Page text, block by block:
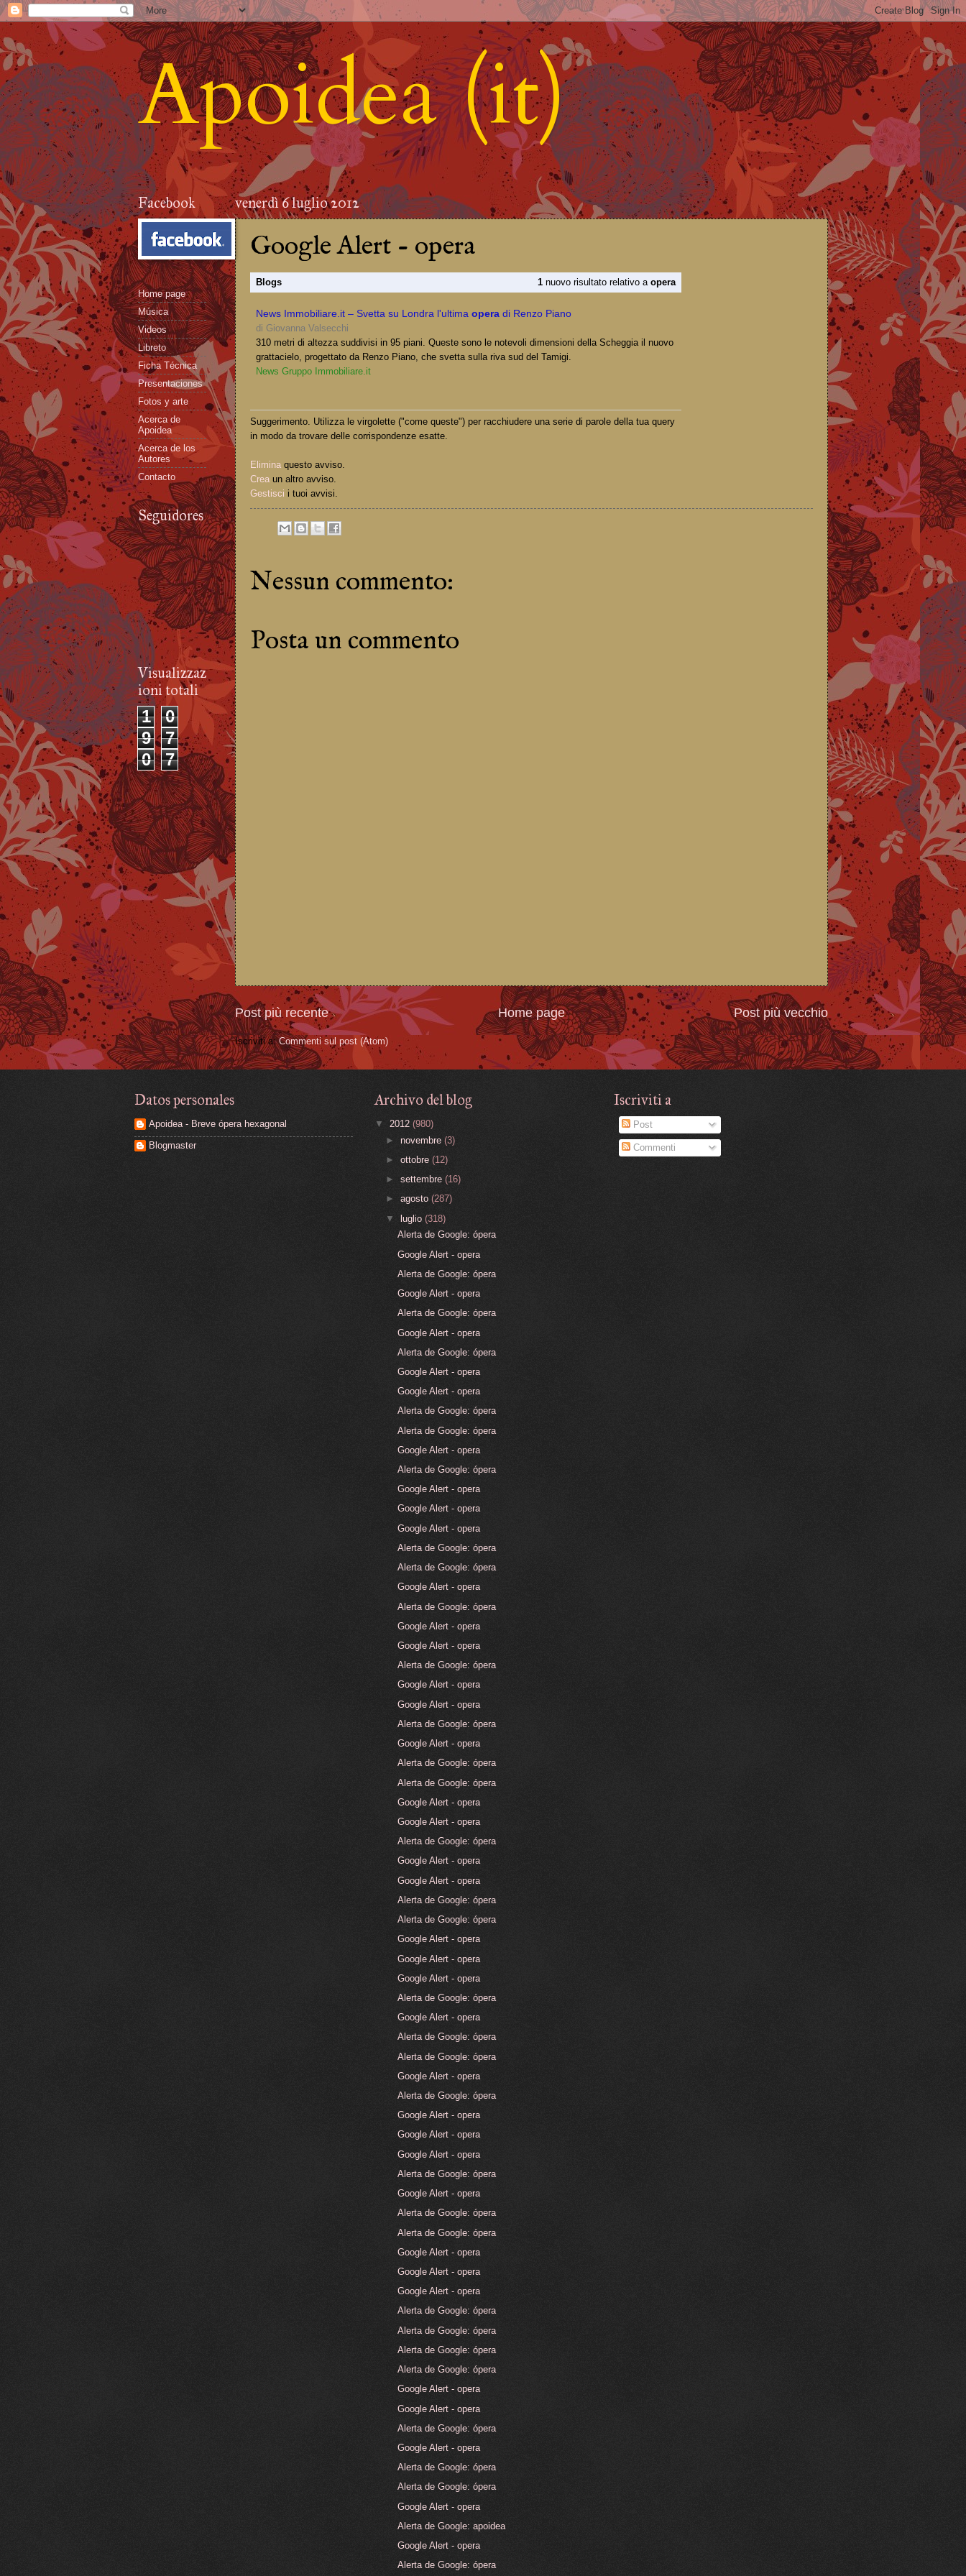
Apoidea (it)
venerdì 6 luglio 2012
Google Alert - opera
Blogs 1 nuovo risultato relativo a opera
News Immobiliare.it – Svetta su Londra l'ultima opera di Renzo Piano
di Giovanna Valsecchi
310 metri di altezza suddivisi in 95 piani. Queste sono le notevoli dimensioni della Scheggia il nuovo
grattacielo, progettato da Renzo Piano, che svetta sulla riva sud del Tamigi.
News Gruppo Immobiliare.it
Suggerimento. Utilizza le virgolette ("come queste") per racchiudere una serie di parole della tua query
in modo da trovare delle corrispondenze esatte.
Elimina questo avviso.
Crea un altro avviso.
Gestisci i tuoi avvisi.
Nessun commento:
Posta un commento
Post più recente Post più vecchio
Home page
Iscriviti a:Commenti sul post (Atom)
Facebook
Home page
Música
Videos
Libreto
Ficha Técnica
Presentaciones
Fotos y arte
Acerca de
Apoidea
Acerca de los
Autores
Contacto
Seguidores
Visualizzaz
ioni totali
1
0
9
7
0
7
Datos personales
Apoidea - Breve ópera hexagonal
Blogmaster
Archivo del blog
▼ 2012 (980)
►novembre(3)
►ottobre(12)
►settembre(16)
►agosto(287)
▼luglio(318)
Alerta de Google: ópera
Google Alert - opera
Alerta de Google: ópera
Google Alert - opera
Alerta de Google: ópera
Google Alert - opera
Alerta de Google: ópera
Google Alert - opera
Google Alert - opera
Alerta de Google: ópera
Alerta de Google: ópera
Google Alert - opera
Alerta de Google: ópera
Google Alert - opera
Google Alert - opera
Google Alert - opera
Alerta de Google: ópera
Alerta de Google: ópera
Google Alert - opera
Alerta de Google: ópera
Google Alert - opera
Google Alert - opera
Alerta de Google: ópera
Google Alert - opera
Google Alert - opera
Alerta de Google: ópera
Google Alert - opera
Alerta de Google: ópera
Alerta de Google: ópera
Google Alert - opera
Google Alert - opera
Alerta de Google: ópera
Google Alert - opera
Google Alert - opera
Alerta de Google: ópera
Alerta de Google: ópera
Google Alert - opera
Google Alert - opera
Google Alert - opera
Alerta de Google: ópera
Google Alert - opera
Alerta de Google: ópera
Alerta de Google: ópera
Google Alert - opera
Alerta de Google: ópera
Google Alert - opera
Google Alert - opera
Google Alert - opera
Alerta de Google: ópera
Google Alert - opera
Alerta de Google: ópera
Alerta de Google: ópera
Google Alert - opera
Google Alert - opera
Google Alert - opera
Alerta de Google: ópera
Alerta de Google: ópera
Alerta de Google: ópera
Alerta de Google: ópera
Google Alert - opera
Google Alert - opera
Alerta de Google: ópera
Google Alert - opera
Alerta de Google: ópera
Alerta de Google: ópera
Google Alert - opera
Alerta de Google: apoidea
Google Alert - opera
Alerta de Google: ópera
Iscriviti a
Post
Commenti